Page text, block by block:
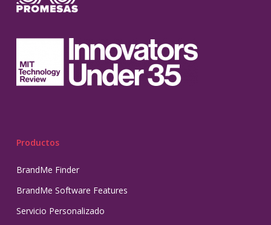
Productos
BrandMe Finder
BrandMe Software Features
Servicio Personalizado